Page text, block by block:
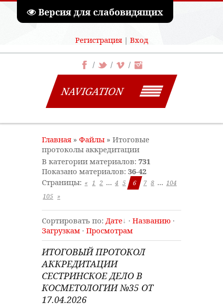
Версия для слабовидящих
Регистрация| Вход
NAVIGATION
Главная» Файлы » Итоговые
протоколы аккредитации
В категории материалов: 731
Показано материалов: 36-42
Страницы: « 1 2 ... 4 5 6 7 8 ... 104
105 »
Сортировать по: Дате · Названию ·
Загрузкам · Просмотрам
ИТОГОВЫЙ ПРОТОКОЛ
АККРЕДИТАЦИИ
СЕСТРИНСКОЕ ДЕЛО В
КОСМЕТОЛОГИИ №35 ОТ
17.04.2026